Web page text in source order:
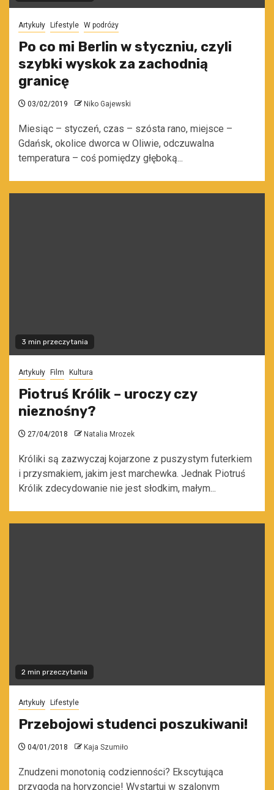
Artykuły Lifestyle W podróży
Po co mi Berlin w styczniu, czyli
szybki wyskok za zachodnią
granicę
03/02/2019 Niko Gajewski
Miesiąc – styczeń, czas – szósta rano, miejsce –
Gdańsk, okolice dworca w Oliwie, odczuwalna
temperatura – coś pomiędzy głęboką...
3 min przeczytania
Artykuły Film Kultura
Piotruś Królik – uroczy czy
nieznośny?
27/04/2018 Natalia Mrozek
Króliki są zazwyczaj kojarzone z puszystym futerkiem
i przysmakiem, jakim jest marchewka. Jednak Piotruś
Królik zdecydowanie nie jest słodkim, małym...
2 min przeczytania
Artykuły Lifestyle
Przebojowi studenci poszukiwani!
04/01/2018 Kaja Szumiło
Znudzeni monotonią codzienności? Ekscytująca
przygoda na horyzoncie! Wystartuj w szalonym